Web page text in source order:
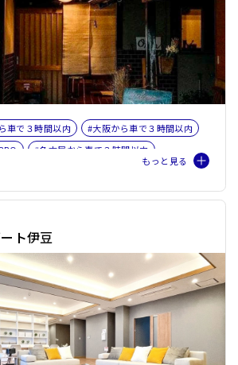
車で３時間以内
#大阪から車で３時間以内
#名古屋から車で３時間以内
ト伊豆